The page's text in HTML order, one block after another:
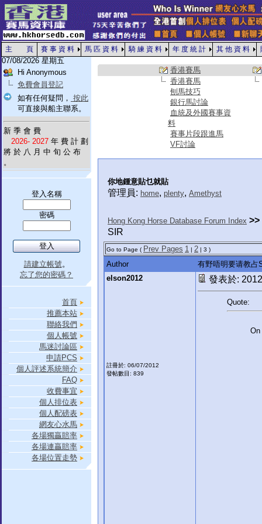
主 頁 賽 事 資 料 馬 匹 資 料 騎 練 資 料 年 度 統 計 其 他 資 料
07/08/2026 星期五
Hi Anonymous
免費會員登記
如有任何疑問， 按此
可直接與船主聯系。
新 季 會 費
2026- 2027 年 費 計 劃
將 於 八 月 中 旬 公 布
。
登入名稱
密碼
請建立帳號。
忘了您的密碼？
首頁
推薦本站
聯絡我們
個人帳號
馬迷討論區
申請PCS
個人評述系統簡介
FAQ
收費事宜
個人排位表
個人配磅表
網友心水馬
各場獨贏賠率
各場連贏賠率
各場位置走勢
香港賽馬
香港賽馬
刨馬技巧
銀行馬討論
血統及外國賽事資
料
賽事片段跟進馬
VF討論
你地鍾意貼乜就貼
管理員: home, plenty, Amethyst
Hong Kong Horse Database Forum Index >>
SIR
Go to Page ( Prev Pages 1 | 2 | 3 )
Author
有野唔明要请教占
elson2012
註冊於: 06/07/2012
發帖數目: 839
發表於:
Quote:
On